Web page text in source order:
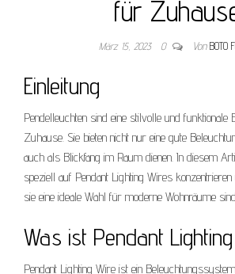
für
März 15, 2023 0 Von BOTO
Einleitung
Pendelleuchten sind eine stilvolle und
Zuhause. Sie bieten nicht nur eine gute
auch als Blickfang im Raum dienen. In diesem
speziell auf Pendant Lighting Wires
sie eine ideale Wahl für moderne Wohnräume
Was ist Pendant
Pendant Lighting Wire ist ein